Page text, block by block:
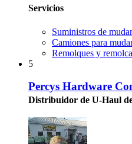
Servicios
Suministros de
Camiones para
Remolques y
5
Percys Hardware
Distribuidor de U-Haul